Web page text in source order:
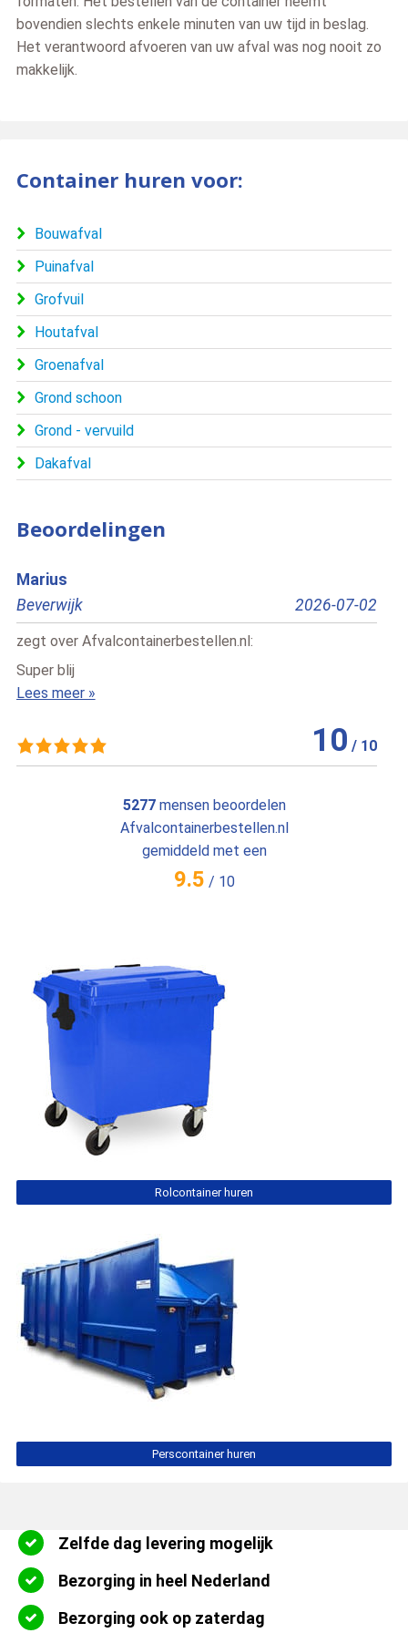
bovendien slechts enkele minuten van uw tijd in beslag.
Het verantwoord afvoeren van uw afval was nog nooit zo
makkelijk.
Container huren voor:
Bouwafval
Puinafval
Grofvuil
Houtafval
Groenafval
Grond schoon
Grond - vervuild
Dakafval
Beoordelingen
Marius
Beverwijk
2026-07-02
zegt over Afvalcontainerbestellen.nl :
Super blij
Lees meer »
10 / 10
5277mensen beoordelen
Afvalcontainerbestellen.nl
gemiddeld met een
9.5 / 10
Rolcontainer huren
Perscontainer huren
Zelfde dag levering mogelijk
Bezorging in heel Nederland
Bezorging ook op zaterdag